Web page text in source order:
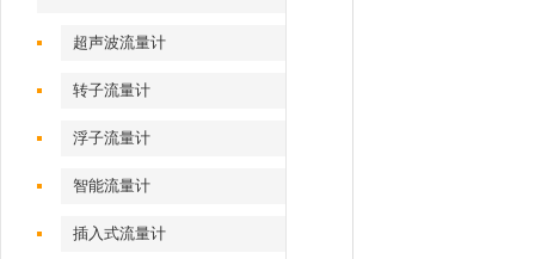
超声波流量计
转子流量计
浮子流量计
智能流量计
插入式流量计